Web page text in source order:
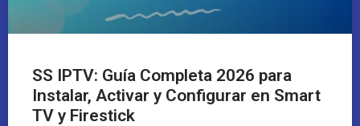
SS IPTV: Guía Completa 2026 para
Instalar, Activar y Configurar en Smart
TV y Firestick